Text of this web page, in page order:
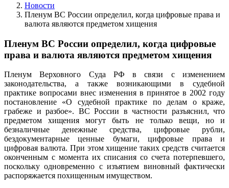
Новости
Пленум ВС России определил, когда цифровые права и
валюта являются предметом хищения
Пленум ВС России определил, когда цифровые
права и валюта являются предметом хищения
Пленум Верховного Суда РФ в связи с изменением
законодательства, а также возникающими в судебной
практике вопросами внес изменения в принятое в 2002 году
постановление «О судебной практике по делам о краже,
грабеже и разбое». ВС России в частности разъяснил, что
предметом хищения могут быть не только вещи, но и
безналичные денежные средства, цифровые рубли,
бездокументарные ценные бумаги, цифровые права и
цифровая валюта. При этом хищение таких средств считается
оконченным с момента их списания со счета потерпевшего,
поскольку одновременно с изъятием виновный фактически
распоряжается похищенным имуществом.